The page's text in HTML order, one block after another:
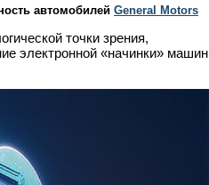
автомобилей General Motors
точки зрения,
электронной «начинки» машин